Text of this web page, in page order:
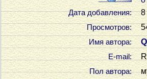
Дата добавления: 8
Просмотров:
Имя автора:
Е-mail:
Пол автора: